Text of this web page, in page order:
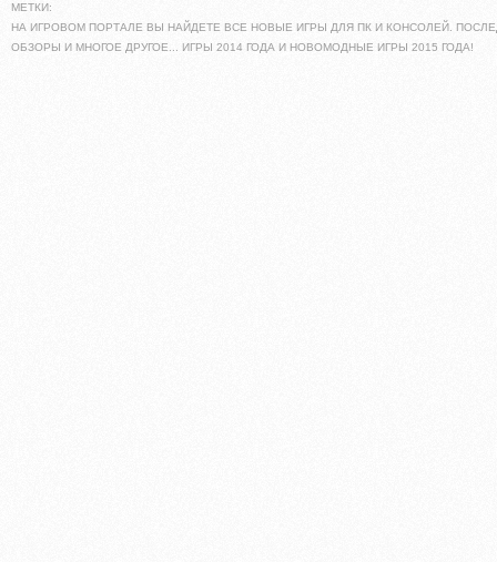
МЕТКИ:
НА ИГРОВОМ ПОРТАЛЕ ВЫ НАЙДЕТЕ ВСЕ НОВЫЕ ИГРЫ ДЛЯ ПК И КОНСОЛЕЙ.
ОБЗОРЫ И МНОГОЕ ДРУГОЕ... ИГРЫ 2014 ГОДА И НОВОМОДНЫЕ ИГРЫ 2015 ГОДА!